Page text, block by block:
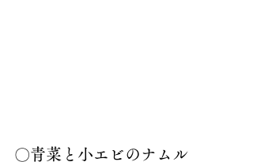
〇青菜と小エビのナムル